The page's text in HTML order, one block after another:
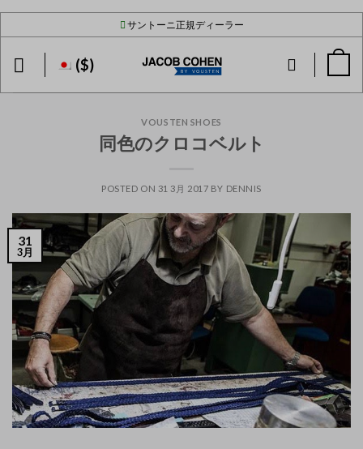
Skip
サントーニ正規ディーラー
($)
VOUSTEN SHOES
同色のクロコベルト
POSTED ON 31 3月 2017 BY DENNIS
31
3月